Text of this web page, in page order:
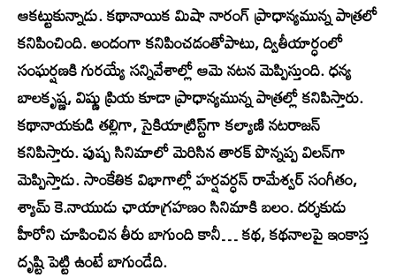
ఆకట్టుకున్నాడు. కథానాయిక మిషా నారంగ్ ప్రాధాన్యమున్న పాత్రలో
కనిపించింది. అందంగా కనిపించడంతోపాటు, ద్వితీయార్ధంలో
సంఘర్షణకి గురయ్యే సన్నివేశాల్లో ఆమె నటన మెప్పిస్తుంది. ధన్య
బాలకృష్ణ, విష్ణు ప్రియ కూడా ప్రాధాన్యమున్న పాత్రల్లో కనిపిస్తారు.
కథానాయకుడి తల్లిగా, సైకియాట్రిస్ట్‌గా కల్యాణి నటరాజన్
కనిపిస్తారు. పుష్ప సినిమాలో మెరిసిన తారక్ పొన్నప్ప విలన్‌గా
మెప్పిస్తాడు. సాంకేతిక విభాగాల్లో హర్షవర్ధన్ రామేశ్వర్ సంగీతం,
శ్యామ్ కె.నాయుడు ఛాయాగ్రహణం సినిమాకి బలం. దర్శకుడు
హీరోని చూపించిన తీరు బాగుంది కానీ… కథ, కథనాలపై ఇంకాస్త
దృష్టి పెట్టి ఉంటే బాగుండేది.